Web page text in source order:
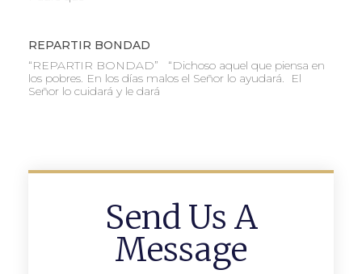
REPARTIR BONDAD
“REPARTIR BONDAD” “Dichoso aquel que piensa en
los pobres. En los días malos el Señor lo ayudará. El
Señor lo cuidará y le dará
Send Us A
Message